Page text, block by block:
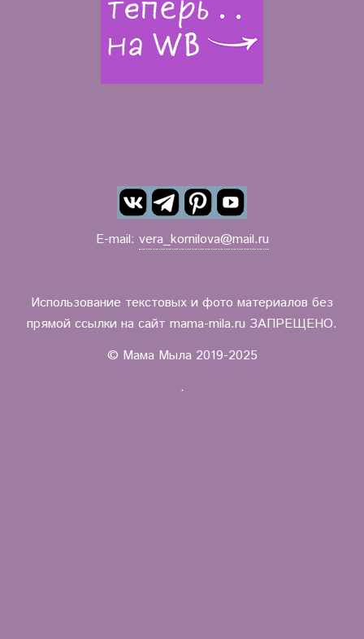
E-mail: vera_kornilova@mail.ru
Использование текстовых и фото материалов без
прямой ссылки на сайт mama-mila.ru ЗАПРЕЩЕНО.
© Мама Мыла 2019-2025
.